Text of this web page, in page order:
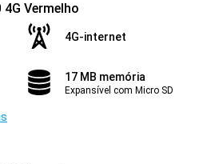
Vermelho
4G-internet
17 MB memória
Expansível com Micro SD